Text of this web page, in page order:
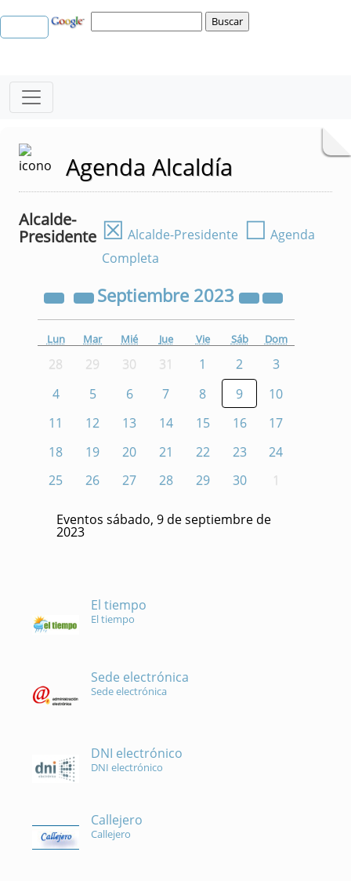
Agenda Alcaldía
Alcalde-
Presidente ☒ Alcalde-Presidente ☐ Agenda
Completa
Septiembre 2023
Lun Mar Mié Jue Vie Sáb Dom
28 29 30 31 1 2
3
4
5 6 7 8 9
10
11
12 13 14 15 16
17
18
19 20 21 22 23
24
25
26 27 28 29 30 1
Eventos sábado, 9 de septiembre de
2023
El tiempo
El tiempo
Sede electrónica
Sede electrónica
DNI electrónico
DNI electrónico
Callejero
Callejero